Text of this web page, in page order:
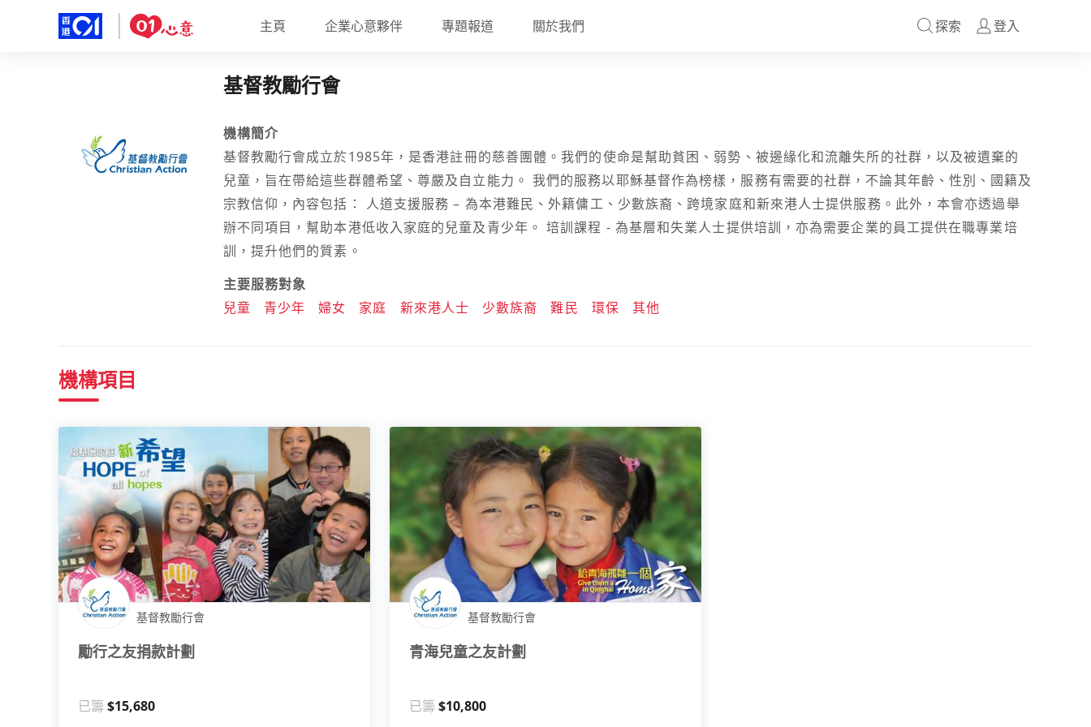
主頁 企業心意夥伴 專題報道 關於我們 探索 登入
基督教勵行會
機構簡介
基督教勵行會成立於1985年，是香港註冊的慈善團體。我們的使命是幫助貧困、弱勢、被邊緣化和流離失所的社群，以及被遺棄的
兒童，旨在帶給這些群體希望、尊嚴及自立能力。 我們的服務以耶穌基督作為榜樣，服務有需要的社群，不論其年齡、性別、國籍及
宗教信仰，內容包括： 人道支援服務 – 為本港難民、外籍傭工、少數族裔、跨境家庭和新來港人士提供服務。此外，本會亦透過舉
辦不同項目，幫助本港低收入家庭的兒童及青少年。 培訓課程 - 為基層和失業人士提供培訓，亦為需要企業的員工提供在職專業培
訓，提升他們的質素。
主要服務對象
兒童
青少年 婦女 家庭 新來港人士 少數族裔 難民 環保 其他
機構項目
基督教勵行會
勵行之友捐款計劃
已籌 $15,680
基督教勵行會
青海兒童之友計劃
已籌 $10,800